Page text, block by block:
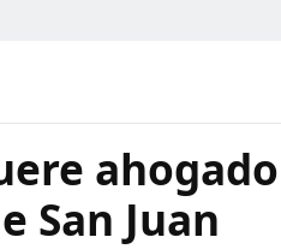
ahogado
San Juan